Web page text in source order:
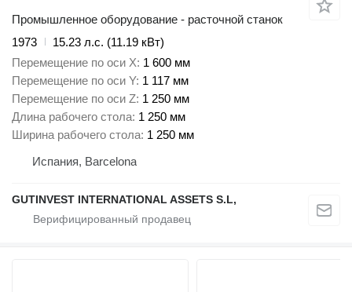
Промышленное оборудование - расточной станок
1973
15.23 л.с. (11.19 кВт)
Перемещение по оси X 1 600 мм
Перемещение по оси Y 1 117 мм
Перемещение по оси Z 1 250 мм
Длина рабочего стола 1 250 мм
Ширина рабочего стола 1 250 мм
Испания, Barcelona
GUTINVEST INTERNATIONAL ASSETS S.L,